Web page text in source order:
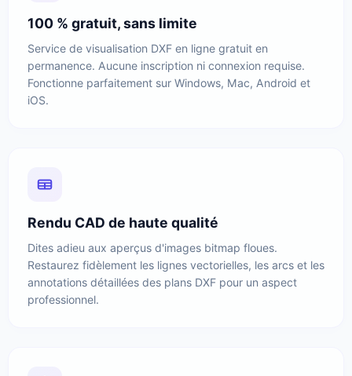
100 % gratuit, sans limite
Service de visualisation DXF en ligne gratuit en
permanence. Aucune inscription ni connexion requise.
Fonctionne parfaitement sur Windows, Mac, Android et
iOS.
Rendu CAD de haute qualité
Dites adieu aux aperçus d'images bitmap floues.
Restaurez fidèlement les lignes vectorielles, les arcs et les
annotations détaillées des plans DXF pour un aspect
professionnel.